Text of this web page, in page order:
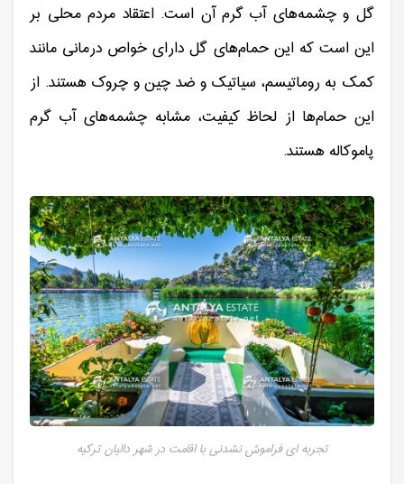
گل و چشمه‌های آب گرم آن است. اعتقاد مردم محلی بر
این است که این حمام‌های گل دارای خواص درمانی مانند
کمک به روماتیسم، سیاتیک و ضد چین و چروک هستند. از
این حمام‌ها از لحاظ کیفیت، مشابه چشمه‌های آب گرم
پاموکاله هستند.
تجربه ای فراموش نشدنی با اقامت در شهر دالیان ترکیه